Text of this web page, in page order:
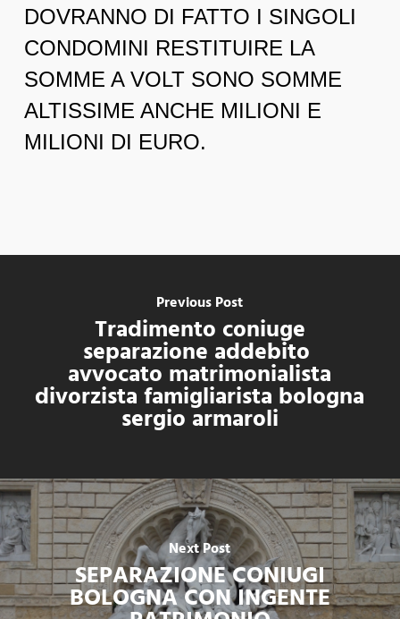
DOVRANNO DI FATTO I SINGOLI
CONDOMINI RESTITUIRE LA
SOMME A VOLT SONO SOMME
ALTISSIME ANCHE MILIONI E
MILIONI DI EURO.
Previous Post
Tradimento coniuge
separazione addebito
avvocato matrimonialista
divorzista famigliarista bologna
sergio armaroli
Next Post
SEPARAZIONE CONIUGI
BOLOGNA CON INGENTE